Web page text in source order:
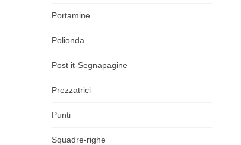
Portamine
Polionda
Post it-Segnapagine
Prezzatrici
Punti
Squadre-righe